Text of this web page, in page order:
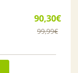
90,30€
99,99€